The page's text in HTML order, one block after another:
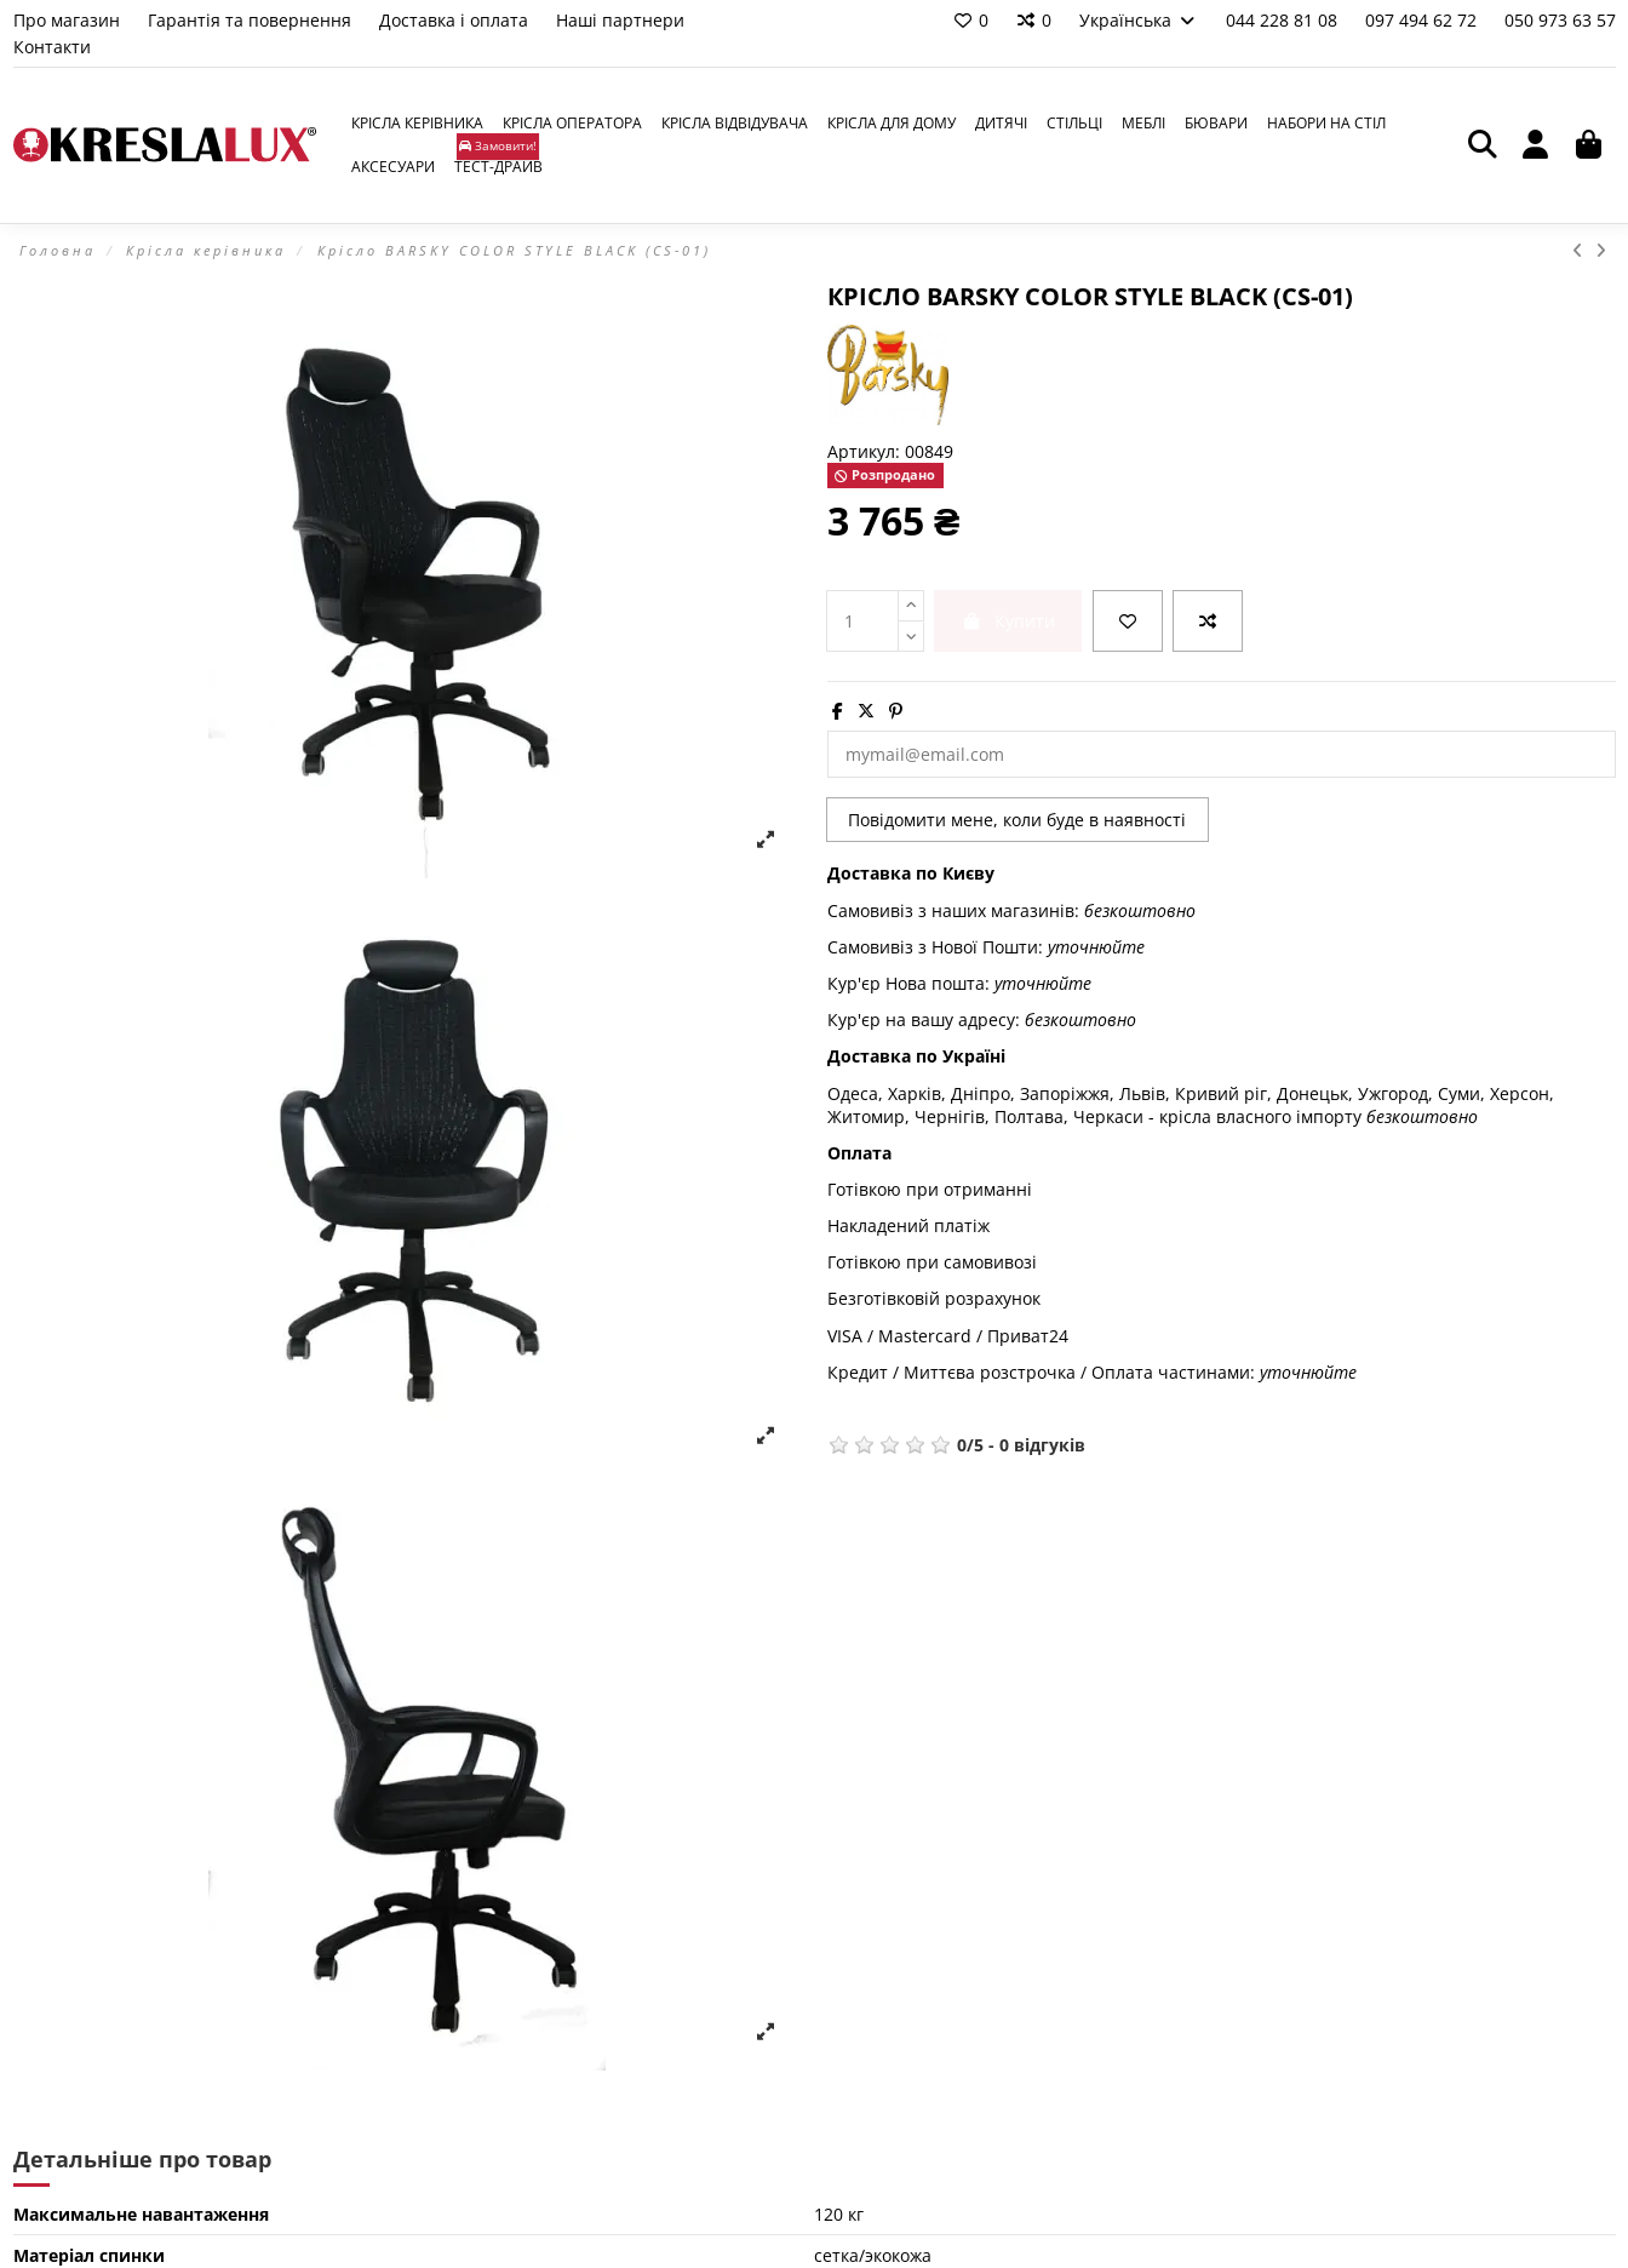
Про магазин Гарантія та повернення Доставка і оплата
Наші партнери
Контакти
0 0 Українська 044 228 81 08 097 494 62 72 050 973 63 57
КРІСЛА КЕРІВНИКА КРІСЛА ОПЕРАТОРА КРІСЛА ВІДВІДУВАЧА КРІСЛА ДЛЯ ДОМУ ДИТЯЧІ СТІЛЬЦІ МЕБЛІ БЮВАРИ НАБОРИ НА СТІЛ
АКСЕСУАРИ ТЕСТ-ДРАЙВ
Замовити!
Головна Крісла керівника Крісло BARSKY COLOR STYLE BLACK (CS-01)
КРІСЛО BARSKY COLOR STYLE BLACK (CS-01)
Артикул: 00849
Розпродано
3 765 ₴
Доставка по Києву
Самовивіз з наших магазинів: безкоштовно
Самовивіз з Нової Пошти: уточнюйте
Кур'єр Нова пошта: уточнюйте
Кур'єр на вашу адресу: безкоштовно
Доставка по Україні
Одеса, Харків, Дніпро, Запоріжжя, Львів, Кривий ріг, Донецьк, Ужгород, Суми, Херсон,
Житомир, Чернігів, Полтава, Черкаси - крісла власного імпорту безкоштовно
Оплата
Готівкою при отриманні
Накладений платіж
Готівкою при самовивозі
Безготівковій розрахунок
VISA / Mastercard / Приват24
Кредит / Миттєва розстрочка / Оплата частинами: уточнюйте
0/5- 0 відгуків
Детальніше про товар
Максимальне навантаження
120 кг
Матеріал спинки
cетка/экокожа